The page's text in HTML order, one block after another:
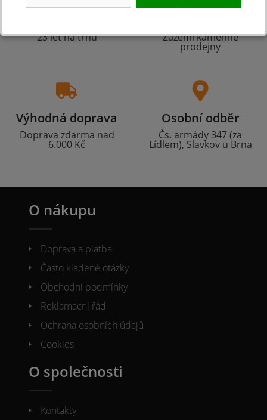
23 let na trhu Zázemí kamenné
prodejny
Výhodná doprava
Doprava zdarma nad
6.000 Kč
Osobní odběr
Čs. armády 347 (za
Lídlem), Slavkov u Brna
O nákupu
Doprava a platba
Často kladené otázky
Obchodní podmínky
Reklamacni řád
Ochrana osobních údajů
Cookies
O společnosti
Kontakty